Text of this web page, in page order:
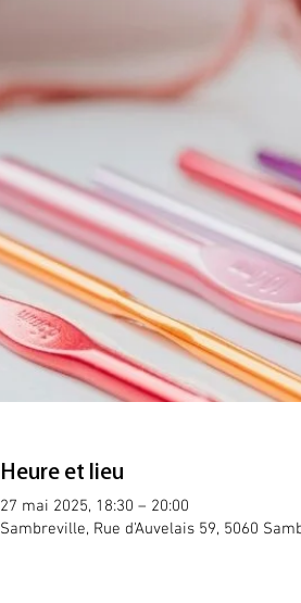
Heure et lieu
27 mai 2025, 18:30 – 20:00
Sambreville, Rue d'Auvelais 59, 5060